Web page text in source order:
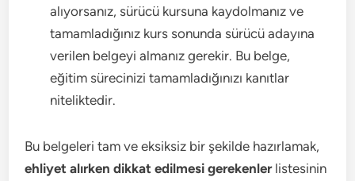
alıyorsanız, sürücü kursuna kaydolmanız ve
tamamladığınız kurs sonunda sürücü adayına
verilen belgeyi almanız gerekir. Bu belge,
eğitim sürecinizi tamamladığınızı kanıtlar
niteliktedir.
Bu belgeleri tam ve eksiksiz bir şekilde hazırlamak,
ehliyet alırken dikkat edilmesi gerekenlerlistesinin